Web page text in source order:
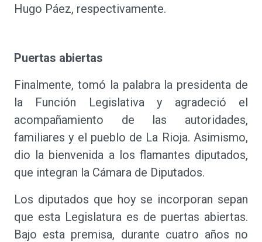
Hugo Páez, respectivamente.
Puertas abiertas
Finalmente, tomó la palabra la presidenta de
la Función Legislativa y agradeció el
acompañamiento de las autoridades,
familiares y el pueblo de La Rioja. Asimismo,
dio la bienvenida a los flamantes diputados,
que integran la Cámara de Diputados.
Los diputados que hoy se incorporan sepan
que esta Legislatura es de puertas abiertas.
Bajo esta premisa, durante cuatro años no